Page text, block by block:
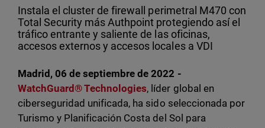
Instala el cluster de firewall perimetral M470 con
Total Security más Authpoint protegiendo así el
tráfico entrante y saliente de las oficinas,
accesos externos y accesos locales a VDI
Madrid, 06 de septiembre de 2022 -
WatchGuard® Technologies, líder global en
ciberseguridad unificada, ha sido seleccionada por
Turismo y Planificación Costa del Sol para